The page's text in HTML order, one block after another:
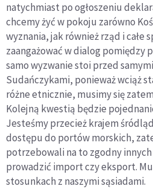
natychmiast po ogłoszeniu
chcemy żyć w pokoju zarówno
wyznania, jak również rząd i całe
zaangażować w dialog pomiędzy
samo wyzwanie stoi przed
Sudańczykami, ponieważ wciąż
różne etnicznie, musimy się
Kolejną kwestią będzie
Jesteśmy przecież krajem
dostępu do portów morskich,
potrzebowali na to zgodny
prowadzić import czy eksport.
stosunkach z naszymi sąsiadami.